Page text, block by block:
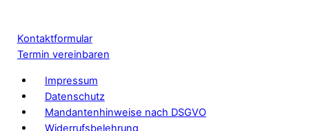
Kontaktformular
Termin vereinbaren
Impressum
Datenschutz
Mandantenhinweise nach DSGVO
Widerrufsbelehrung